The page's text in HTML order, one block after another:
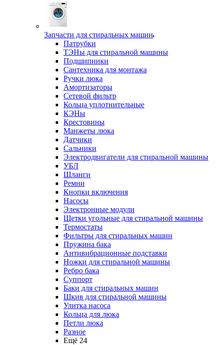
Запчасти для стиральных машин
Патрубки
ТЭНы для стиральной машины
Подшипники
Сантехника для монтажа
Ручки люка
Амортизаторы
Сетевой фильтр
Кольца уплотнительные
КЭНы
Крестовины
Манжеты люка
Датчики
Сальники
Электродвигатели для стиральной машины
УБЛ
Шланги
Ремни
Кнопки включения
Насосы
Электронные модули
Щетки угольные для стиральной машины
Термостаты
Фильтры для стиральных машин
Пружина бака
Антивибрационные подставки
Ножки для стиральной машины
Ребро бака
Суппорт
Баки для стиральных машин
Шкив для стиральной машины
Улитка насоса
Кольца для люка
Петли люка
Разное
Ещё 24